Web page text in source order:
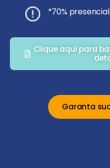
*70%
Clique aqui para
Garanta